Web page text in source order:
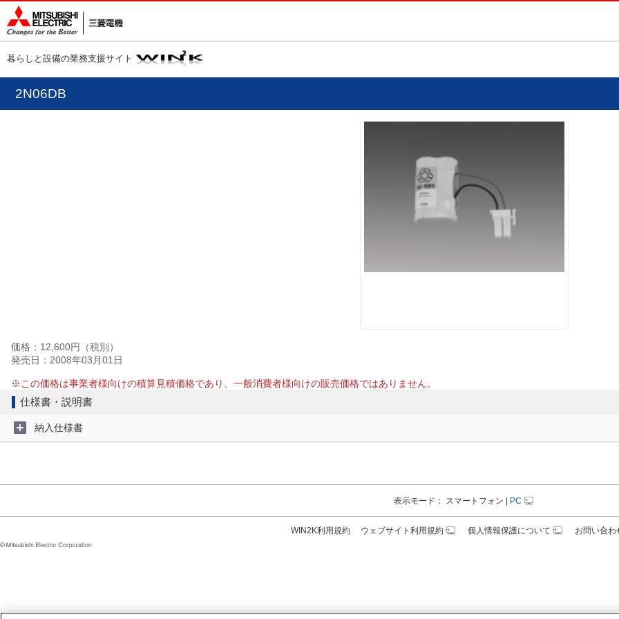
暮らしと設備の業務支援サイト
2N06DB
価格：12,600円（税別）
発売日：2008年03月01日
※この価格は事業者様向けの積算見積価格であり、一般消費者様向けの販売価格ではありません。
仕様書・説明書
納入仕様書
表示モード： スマートフォン PC
WIN2K利用規約 ウェブサイト利用規約 個人情報保護について お問い合わ